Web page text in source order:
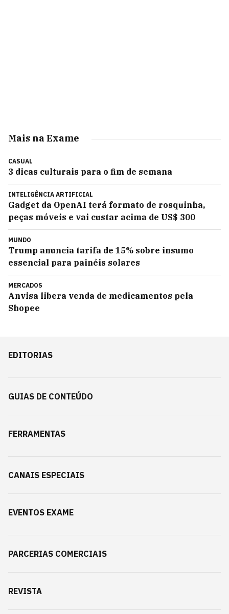
Mais na Exame
CASUAL
3 dicas culturais para o fim de semana
INTELIGÊNCIA ARTIFICIAL
Gadget da OpenAI terá formato de rosquinha,
peças móveis e vai custar acima de US$ 300
MUNDO
Trump anuncia tarifa de 15% sobre insumo
essencial para painéis solares
MERCADOS
Anvisa libera venda de medicamentos pela
Shopee
EDITORIAS
GUIAS DE CONTEÚDO
FERRAMENTAS
CANAIS ESPECIAIS
EVENTOS EXAME
PARCERIAS COMERCIAIS
REVISTA